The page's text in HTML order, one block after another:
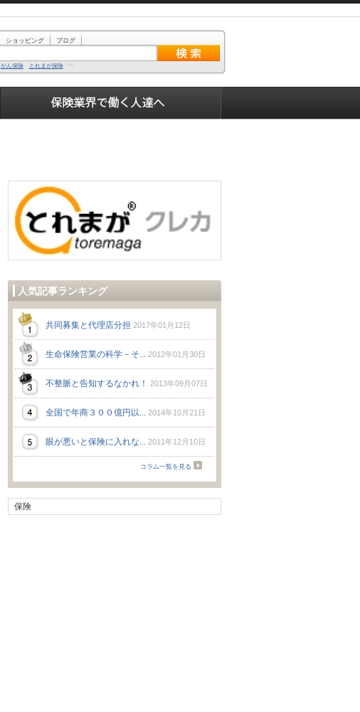
ショッピング ブログ
がん保険 とれまが保険
人気記事ランキング
共同募集と代理店分担 2017年01月12日
生命保険営業の科学－そ... 2012年01月30日
不整脈と告知するなかれ！ 2013年09月07日
全国で年商３００億円以... 2014年10月21日
眼が悪いと保険に入れな... 2011年12月10日
コラム一覧を見る
保険